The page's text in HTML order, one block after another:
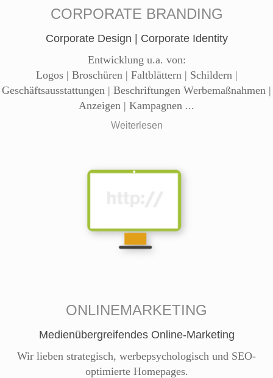
CORPORATE BRANDING
Corporate Design | Corporate Identity
Entwicklung u.a. von:
Logos | Broschüren | Faltblättern | Schildern |
Geschäftsausstattungen | Beschriftungen Werbemaßnahmen |
Anzeigen | Kampagnen ...
Weiterlesen
ONLINEMARKETING
Medienübergreifendes Online-Marketing
Wir lieben strategisch, werbepsychologisch und SEO-
optimierte Homepages.